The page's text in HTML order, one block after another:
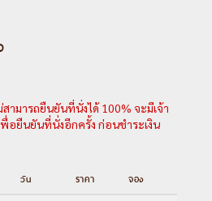
ามารถยืนยันที่นั่งได้ 100% จะมีเจ้า
ยืนยันที่นั่งอีกครั้ง ก่อนชำระเงิน
วัน ราคา จอง